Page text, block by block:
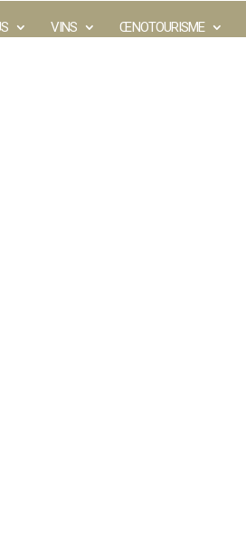
VINS ŒNOTOURISME